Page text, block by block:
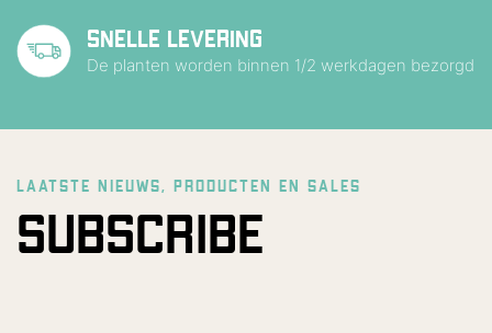
SNELLE LEVERING
De planten worden binnen 1/2 werkdagen bezorgd
LAATSTE NIEUWS, PRODUCTEN EN SALES
SUBSCRIBE